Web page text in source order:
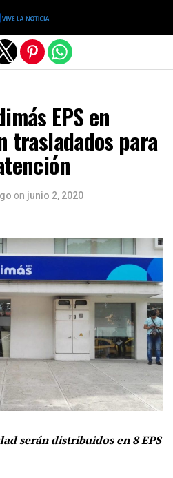
EPS en
trasladados para
on junio 2, 2020
serán distribuidos en 8 EPS
versión móvil